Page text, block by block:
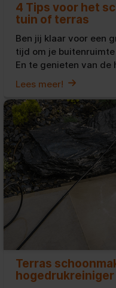
4 Tips voor het
tuin of terras
Ben jij klaar voor een
tijd om je
En te genieten van de
Lees meer!
Terras
hogedrukreiniger